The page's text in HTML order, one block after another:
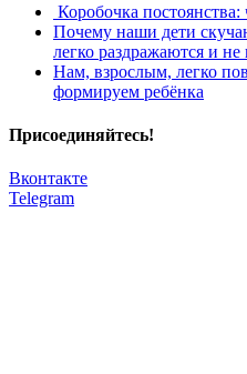
Коробочка
Почему наши дети
легко раздражаются и
​Нам, взрослым, легко
формируем ребёнка
Присоединяйтесь!
Вконтакте
Telegram